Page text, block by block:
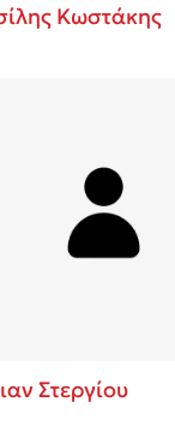
Κωστάκης
Στεργίου